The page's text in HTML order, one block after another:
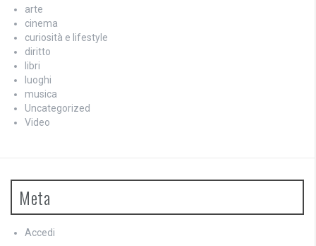
arte
cinema
curiosità e lifestyle
diritto
libri
luoghi
musica
Uncategorized
Video
Meta
Accedi